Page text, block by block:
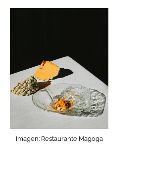
Imagen: Restaurante Magoga